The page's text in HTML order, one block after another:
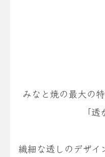
みなと焼の最大の
「透
繊細な透しのデザイ